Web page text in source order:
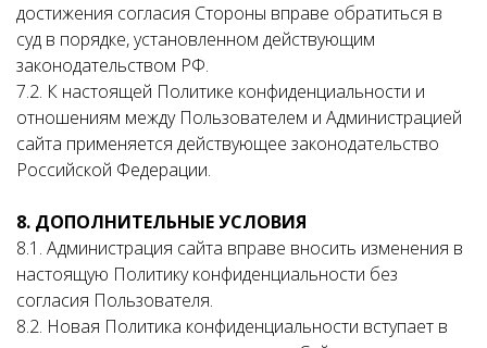
достижения согласия Стороны вправе обратиться в
суд в порядке, установленном действующим
законодательством РФ.
7.2. К настоящей Политике конфиденциальности и
отношениям между Пользователем и Администрацией
сайта применяется действующее законодательство
Российской Федерации.
8. ДОПОЛНИТЕЛЬНЫЕ УСЛОВИЯ
8.1. Администрация сайта вправе вносить изменения в
настоящую Политику конфиденциальности без
согласия Пользователя.
8.2. Новая Политика конфиденциальности вступает в